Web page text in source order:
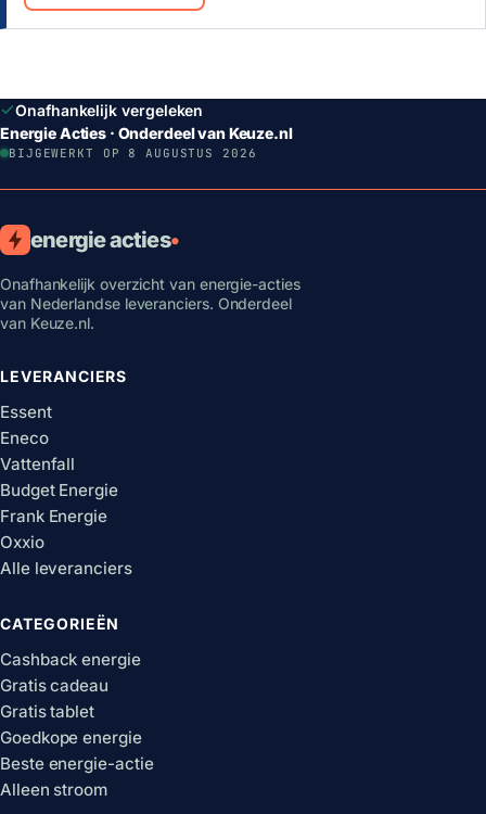
Onafhankelijk vergeleken
Energie Acties · Onderdeel van Keuze.nl
BIJGEWERKT OP 8 AUGUSTUS 2026
energie acties•
Onafhankelijk overzicht van energie-acties
van Nederlandse leveranciers. Onderdeel
van Keuze.nl.
LEVERANCIERS
Essent
Eneco
Vattenfall
Budget Energie
Frank Energie
Oxxio
Alle leveranciers
CATEGORIEËN
Cashback energie
Gratis cadeau
Gratis tablet
Goedkope energie
Beste energie-actie
Alleen stroom